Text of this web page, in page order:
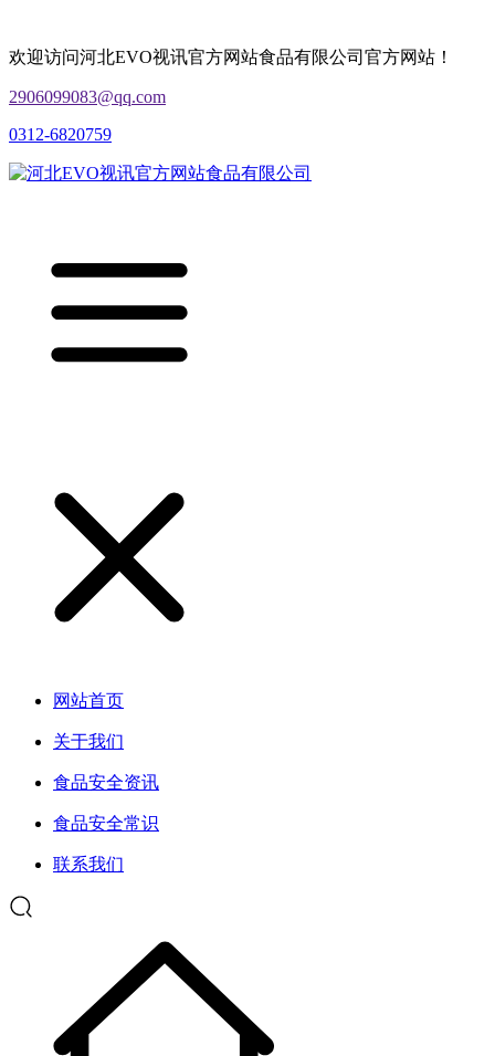
欢迎访问河北EVO视讯官方网站食品有限公司官方网站！
2906099083@qq.com
0312-6820759
网站首页
关于我们
食品安全资讯
食品安全常识
联系我们